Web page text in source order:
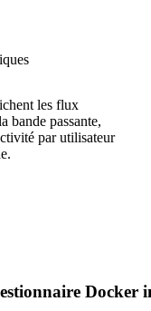
les flux
bande passante,
par utilisateur
Docker